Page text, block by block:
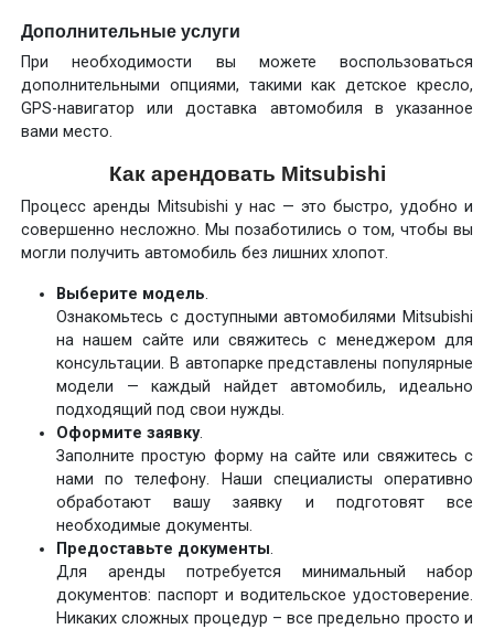
Дополнительные услуги
При необходимости вы можете воспользоваться
дополнительными опциями, такими как детское кресло,
GPS-навигатор или доставка автомобиля в указанное
вами место.
Как арендовать Mitsubishi
Процесс аренды Mitsubishi у нас — это быстро, удобно и
совершенно несложно. Мы позаботились о том, чтобы вы
могли получить автомобиль без лишних хлопот.
Выберите модель.
Ознакомьтесь с доступными автомобилями Mitsubishi
на нашем сайте или свяжитесь с менеджером для
консультации. В автопарке представлены популярные
модели — каждый найдет автомобиль, идеально
подходящий под свои нужды.
Оформите заявку.
Заполните простую форму на сайте или свяжитесь с
нами по телефону. Наши специалисты оперативно
обработают вашу заявку и подготовят все
необходимые документы.
Предоставьте документы.
Для аренды потребуется минимальный набор
документов: паспорт и водительское удостоверение.
Никаких сложных процедур – все предельно просто и